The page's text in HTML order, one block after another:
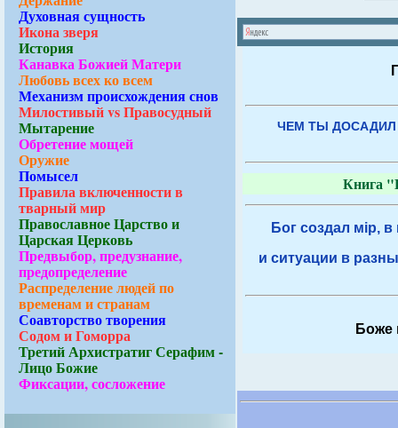
Духовная сущность
Икона зверя
История
Канавка Божией Матери
Любовь всех ко всем
Механизм происхождения снов
Милостивый vs Правосудный
Мытарение
Обретение мощей
Оружие
Помысел
Правила включенности в
тварный мир
Православное Царство и
Царская Церковь
Предвыбор, предузнание,
предопределение
Распределение людей по
временам и странам
Соавторство творения
Содом и Гоморра
Третий Архистратиг Серафим -
Лицо Божие
Фиксации, сосложение
ЧЕМ ТЫ
Книга
Бог создал мiр,
и ситуации в
Боже